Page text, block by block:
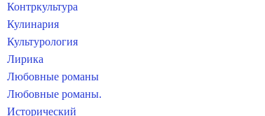
Контркультура
Кулинария
Культурология
Лирика
Любовные романы
Любовные романы.
Исторический